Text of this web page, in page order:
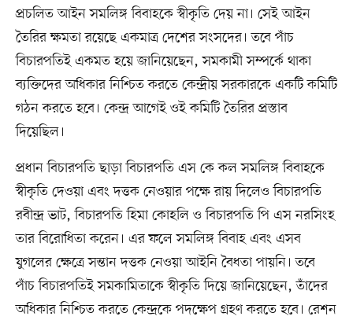
প্রচলিত আইন সমলিঙ্গ বিবাহকে স্বীকৃতি দেয় না। সেই আইন
তৈরির ক্ষমতা রয়েছে একমাত্র দেশের সংসদের। তবে পাঁচ
বিচারপতিই একমত হয়ে জানিয়েছেন, সমকামী সম্পর্কে থাকা
ব্যক্তিদের অধিকার নিশ্চিত করতে কেন্দ্রীয় সরকারকে একটি কমিটি
গঠন করতে হবে। কেন্দ্র আগেই ওই কমিটি তৈরির প্রস্তাব
দিয়েছিল।
প্রধান বিচারপতি ছাড়া বিচারপতি এস কে কল সমলিঙ্গ বিবাহকে
স্বীকৃতি দেওয়া এবং দত্তক নেওয়ার পক্ষে রায় দিলেও বিচারপতি
রবীন্দ্র ভাট, বিচারপতি হিমা কোহলি ও বিচারপতি পি এস নরসিংহ
তার বিরোধিতা করেন। এর ফলে সমলিঙ্গ বিবাহ এবং এসব
যুগলের ক্ষেত্রে সন্তান দত্তক নেওয়া আইনি বৈধতা পায়নি। তবে
পাঁচ বিচারপতিই সমকামিতাকে স্বীকৃতি দিয়ে জানিয়েছেন, তাঁদের
অধিকার নিশ্চিত করতে কেন্দ্রকে পদক্ষেপ গ্রহণ করতে হবে। রেশন